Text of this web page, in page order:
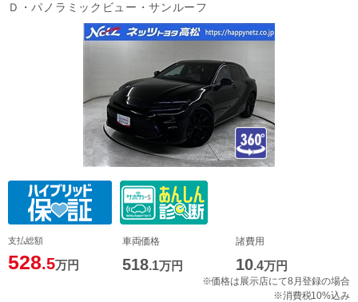
Ｄ・パノラミックビュー・サンルーフ
支払総額
528.5万円
車両価格
518.1万円
諸費用
10.4万円
※価格は展示店にて8月登録の場合
※消費税10%込み